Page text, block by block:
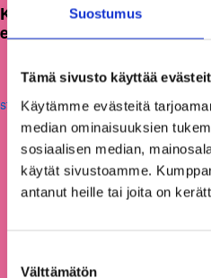
Suostumus
Tämä sivusto käyttää
Käytämme evästeitä
median ominaisuuksien
sosiaalisen median,
käytät sivustoamme.
antanut heille tai joita on
valinta
Välttämätön
KAKS teki
ensimmäisestä hausta